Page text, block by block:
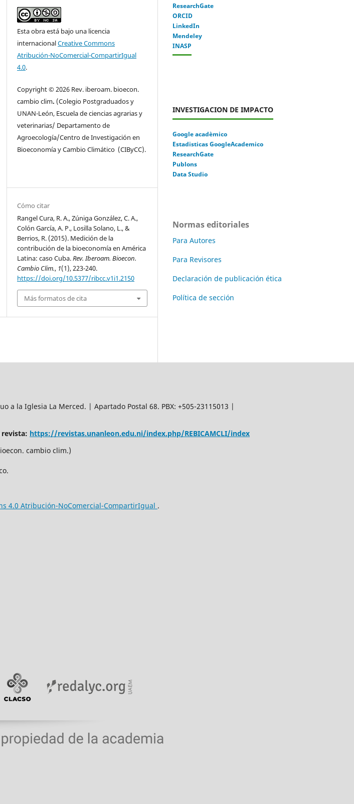
Esta obra está bajo una licencia
internacionalCreative Commons
Atribución-NoComercial-CompartirIgual
4.0.
Copyright © 2026 Rev. iberoam. bioecon.
cambio clim. (Colegio Postgraduados y
UNAN-León, Escuela de ciencias agrarias y
veterinarias/ Departamento de
Agroecología/Centro de Investigación en
Bioeconomía y Cambio Climático (CIByCC).
Cómo citar
Rangel Cura, R. A., Zúniga González, C. A.,
Colón García, A. P., Losilla Solano, L., &
Berrios, R. (2015). Medición de la
contribución de la bioeconomía en América
Latina: caso Cuba.Rev. Iberoam. Bioecon.
Cambio Clim., 1(1), 223-240.
https://doi.org/10.5377/ribcc.v1i1.2150
Más formatos de cita
ResearchGate
ORCID
LinkedIn
Mendeley
INASP
INVESTIGACION DE IMPACTO
Google acadèmico
Estadisticas GoogleAcademico
ResearchGate
Publons
Data Studio
Normas editoriales
Para Autores
Para Revisores
Declaración de publicación ética
Política de sección
la Iglesia La Merced. | Apartado Postal 68. PBX: +505-23115013 |
https://revistas.unanleon.edu.ni/index.php/REBICAMCLI/index
cambio clim.)
4.0 Atribución-NoComercial-CompartirIgual .